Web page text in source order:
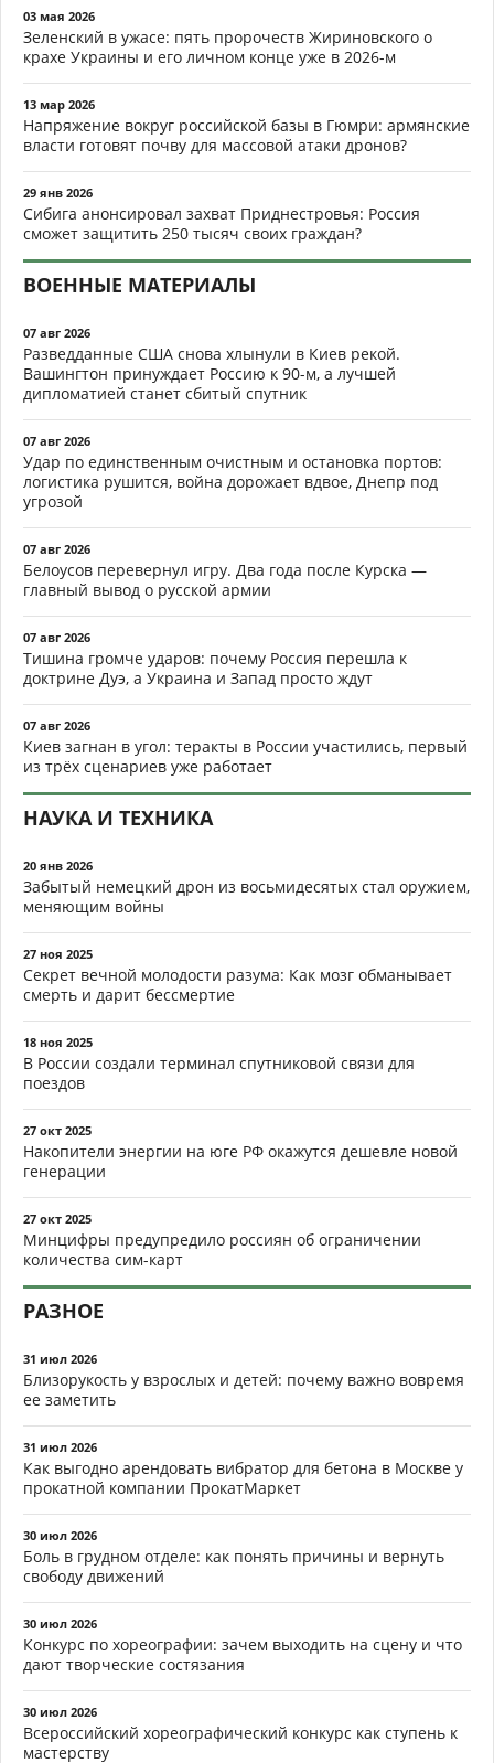
03 мая 2026
Зеленский в ужасе: пять пророчеств Жириновского о
крахе Украины и его личном конце уже в 2026-м
13 мар 2026
Напряжение вокруг российской базы в Гюмри: армянские
власти готовят почву для массовой атаки дронов?
29 янв 2026
Сибига анонсировал захват Приднестровья: Россия
сможет защитить 250 тысяч своих граждан?
ВОЕННЫЕ МАТЕРИАЛЫ
07 авг 2026
Разведданные США снова хлынули в Киев рекой.
Вашингтон принуждает Россию к 90-м, а лучшей
дипломатией станет сбитый спутник
07 авг 2026
Удар по единственным очистным и остановка портов:
логистика рушится, война дорожает вдвое, Днепр под
угрозой
07 авг 2026
Белоусов перевернул игру. Два года после Курска —
главный вывод о русской армии
07 авг 2026
Тишина громче ударов: почему Россия перешла к
доктрине Дуэ, а Украина и Запад просто ждут
07 авг 2026
Киев загнан в угол: теракты в России участились, первый
из трёх сценариев уже работает
НАУКА И ТЕХНИКА
20 янв 2026
Забытый немецкий дрон из восьмидесятых стал оружием,
меняющим войны
27 ноя 2025
Секрет вечной молодости разума: Как мозг обманывает
смерть и дарит бессмертие
18 ноя 2025
В России создали терминал спутниковой связи для
поездов
27 окт 2025
Накопители энергии на юге РФ окажутся дешевле новой
генерации
27 окт 2025
Минцифры предупредило россиян об ограничении
количества сим-карт
РАЗНОЕ
31 июл 2026
Близорукость у взрослых и детей: почему важно вовремя
ее заметить
31 июл 2026
Как выгодно арендовать вибратор для бетона в Москве у
прокатной компании ПрокатМаркет
30 июл 2026
Боль в грудном отделе: как понять причины и вернуть
свободу движений
30 июл 2026
Конкурс по хореографии: зачем выходить на сцену и что
дают творческие состязания
30 июл 2026
Всероссийский хореографический конкурс как ступень к
мастерству